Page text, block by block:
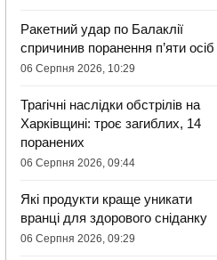
Ракетний удар по Балаклії
спричинив поранення п’яти осіб
06 Серпня 2026, 10:29
Трагічні наслідки обстрілів на
Харківщині: троє загиблих, 14
поранених
06 Серпня 2026, 09:44
Які продукти краще уникати
вранці для здорового сніданку
06 Серпня 2026, 09:29